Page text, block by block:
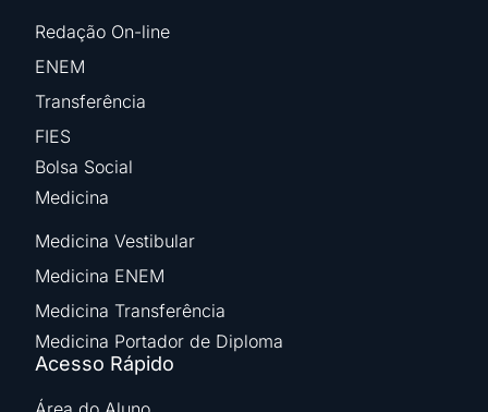
Redação On-line
ENEM
Transferência
FIES
Bolsa Social
Medicina
Medicina Vestibular
Medicina ENEM
Medicina Transferência
Medicina Portador de Diploma
Acesso Rápido